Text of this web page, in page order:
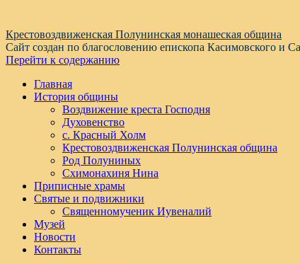
Крестовоздвиженская Полунинская монашеская община
Сайт создан по благословению епископа Касимовского и
Перейти к содержанию
Главная
История общины
Воздвижение креста Господня
Духовенство
с. Красный Холм
Крестовоздвиженская Полунинская община
Род Полуниных
Схимонахиня Нина
Приписные храмы
Святые и подвижники
Священномученик Иувеналий
Музей
Новости
Контакты